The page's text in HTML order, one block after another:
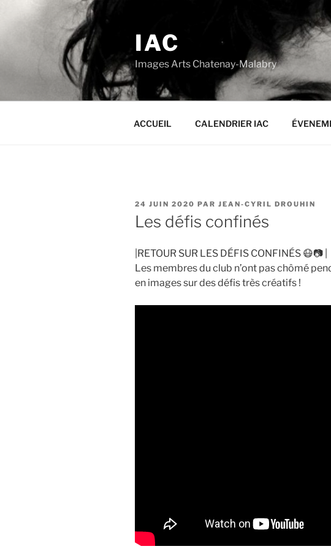
IAC
Images Arts Chatenay-Malabry
ACCUEIL CALENDRIER IAC
PUBLIÉ
LE
24 JUIN 2020 PAR JEAN-CYRIL DROUHIN
Les défis confinés
|RETOUR SUR LES DÉFIS CONFINÉS 😷📷 |
Les membres du club n’ont pas chômé
en images sur des défis très créatifs !